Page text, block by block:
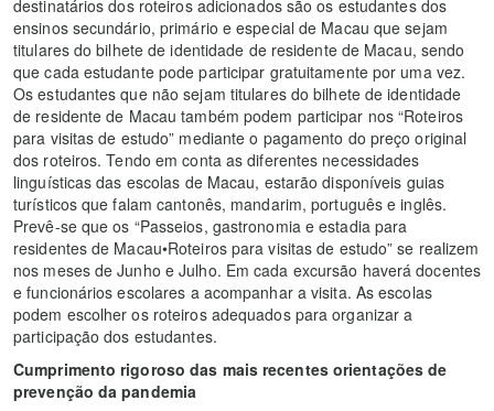
destinatários dos roteiros adicionados são os estudantes dos
ensinos secundário, primário e especial de Macau que sejam
titulares do bilhete de identidade de residente de Macau, sendo
que cada estudante pode participar gratuitamente por uma vez.
Os estudantes que não sejam titulares do bilhete de identidade
de residente de Macau também podem participar nos “Roteiros
para visitas de estudo” mediante o pagamento do preço original
dos roteiros. Tendo em conta as diferentes necessidades
linguísticas das escolas de Macau, estarão disponíveis guias
turísticos que falam cantonês, mandarim, português e inglês.
Prevê-se que os “Passeios, gastronomia e estadia para
residentes de Macau•Roteiros para visitas de estudo” se realizem
nos meses de Junho e Julho. Em cada excursão haverá docentes
e funcionários escolares a acompanhar a visita. As escolas
podem escolher os roteiros adequados para organizar a
participação dos estudantes.
Cumprimento rigoroso das mais recentes orientações de
prevenção da pandemia